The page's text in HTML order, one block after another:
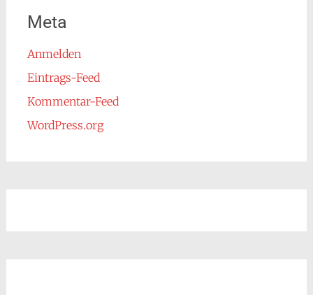
Meta
Anmelden
Eintrags-Feed
Kommentar-Feed
WordPress.org